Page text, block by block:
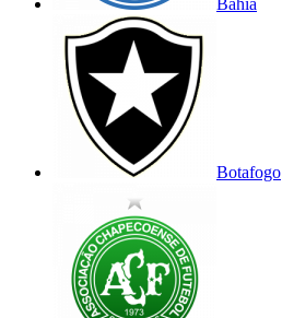
Bahia
Botafogo